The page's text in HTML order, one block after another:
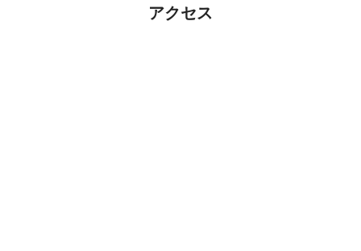
アクセス